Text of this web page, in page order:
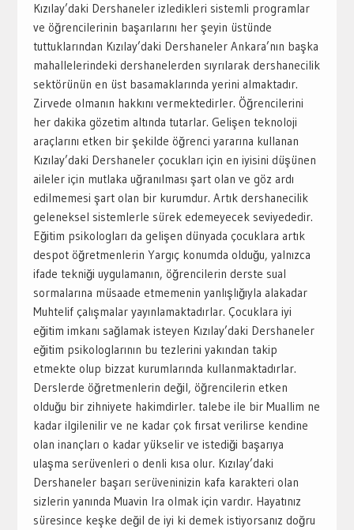
Kızılay’daki Dershaneler izledikleri sistemli programlar
ve öğrencilerinin başarılarını her şeyin üstünde
tuttuklarından Kızılay’daki Dershaneler Ankara’nın başka
mahallelerindeki dershanelerden sıyrılarak dershanecilik
sektörünün en üst basamaklarında yerini almaktadır.
Zirvede olmanın hakkını vermektedirler. Öğrencilerini
her dakika gözetim altında tutarlar. Gelişen teknoloji
araçlarını etken bir şekilde öğrenci yararına kullanan
Kızılay’daki Dershaneler çocukları için en iyisini düşünen
aileler için mutlaka uğranılması şart olan ve göz ardı
edilmemesi şart olan bir kurumdur. Artık dershanecilik
geleneksel sistemlerle sürek edemeyecek seviyededir.
Eğitim psikologları da gelişen dünyada çocuklara artık
despot öğretmenlerin Yargıç konumda olduğu, yalnızca
ifade tekniği uygulamanın, öğrencilerin derste sual
sormalarına müsaade etmemenin yanlışlığıyla alakadar
Muhtelif çalışmalar yayınlamaktadırlar. Çocuklara iyi
eğitim imkanı sağlamak isteyen Kızılay’daki Dershaneler
eğitim psikologlarının bu tezlerini yakından takip
etmekte olup bizzat kurumlarında kullanmaktadırlar.
Derslerde öğretmenlerin değil, öğrencilerin etken
olduğu bir zihniyete hakimdirler. talebe ile bir Muallim ne
kadar ilgilenilir ve ne kadar çok fırsat verilirse kendine
olan inançları o kadar yükselir ve istediği başarıya
ulaşma serüvenleri o denli kısa olur. Kızılay’daki
Dershaneler başarı serüveninizin kafa karakteri olan
sizlerin yanında Muavin Ira olmak için vardır. Hayatınız
süresince keşke değil de iyi ki demek istiyorsanız doğru